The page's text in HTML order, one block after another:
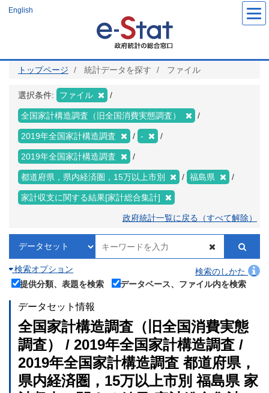
ツ
English
トップページ 統計データを探す ファイル
選択条件: ファイル
全国家計構造調査（旧全国消費実態調査）
2019年全国家計構造調査 -
2019年全国家計構造調査
都道府県，県内経済圏，15万以上市別 福島県
家計収支に関する結果[家計総合集計]
政府統計一覧に戻る（すべて解除）
検索オプション
検索のしかた
提供分類、表題を検索
データベース、ファイル内を検索
データセット情報
全国家計構造調査（旧全国消費実態
調査） / 2019年全国家計構造調査 /
2019年全国家計構造調査 都道府県，
県内経済圏，15万以上市別 福島県 家